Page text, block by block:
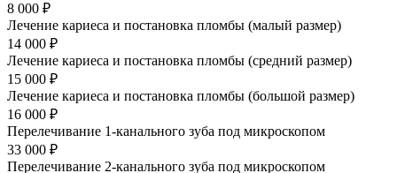
8 000 ₽
Лечение кариеса и постановка пломбы (малый размер)
14 000 ₽
Лечение кариеса и постановка пломбы (средний размер)
15 000 ₽
Лечение кариеса и постановка пломбы (большой размер)
16 000 ₽
Перелечивание 1-канального зуба под микроскопом
33 000 ₽
Перелечивание 2-канального зуба под микроскопом